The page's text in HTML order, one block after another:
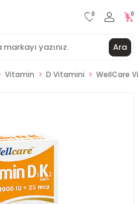
Ara
0 0
Vitamin D Vitamini WellCare